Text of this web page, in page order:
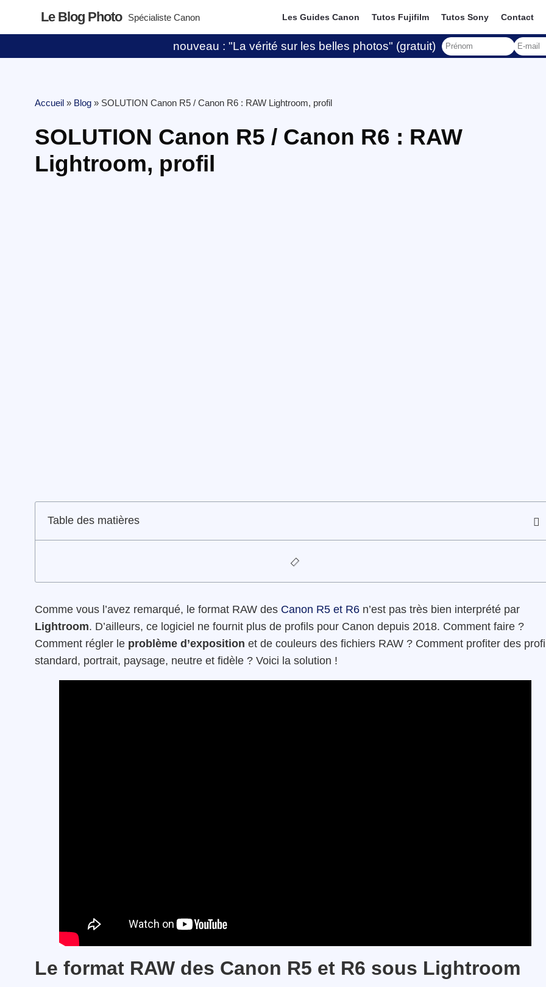
Le Blog Photo Spécialiste Canon Les Guides Canon Tutos Fujifilm Tutos Sony Contact
nouveau : "La vérité sur les belles photos" (gratuit)
Accueil » Blog » SOLUTION Canon R5 / Canon R6 : RAW Lightroom, profil
SOLUTION Canon R5 / Canon R6 : RAW
Lightroom, profil
Table des matières
Comme vous l’avez remarqué, le format RAW des Canon R5 et R6 n’est pas très bien interprété par
Lightroom. D’ailleurs, ce logiciel ne fournit plus de profils pour Canon depuis 2018. Comment faire ?
Comment régler le problème d’exposition et de couleurs des fichiers RAW ? Comment profiter des
standard, portrait, paysage, neutre et fidèle ? Voici la solution !
Le format RAW des Canon R5 et R6 sous Lightroom